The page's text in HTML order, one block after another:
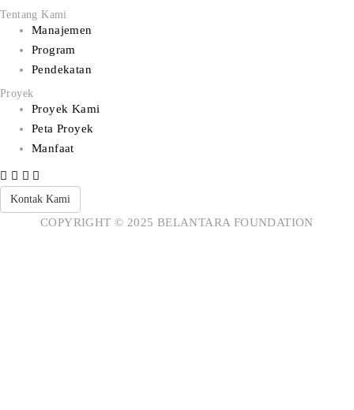
Tentang Kami
Manajemen
Program
Pendekatan
Proyek
Proyek Kami
Peta Proyek
Manfaat
Kontak Kami
COPYRIGHT © 2025 BELANTARA FOUNDATION